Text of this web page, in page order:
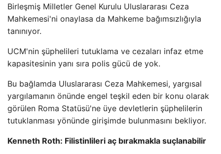
Birleşmiş Milletler Genel Kurulu Uluslararası Ceza
Mahkemesi'ni onaylasa da Mahkeme bağımsızlığıyla
tanınıyor.
UCM'nin şüphelileri tutuklama ve cezaları infaz etme
kapasitesinin yanı sıra polis gücü de yok.
Bu bağlamda Uluslararası Ceza Mahkemesi, yargısal
yargılamanın önünde engel teşkil eden bir konu olarak
görülen Roma Statüsü'ne üye devletlerin şüphelilerin
tutuklanması yönünde girişimde bulunmasını bekliyor.
Kenneth Roth: Filistinlileri aç bırakmakla suçlanabilir